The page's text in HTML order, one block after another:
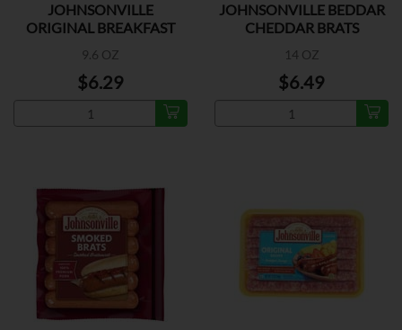
JOHNSONVILLE
ORIGINAL BREAKFAST
9.6 OZ
$6.29
JOHNSONVILLE BEDDAR
CHEDDAR BRATS
14 OZ
$6.49